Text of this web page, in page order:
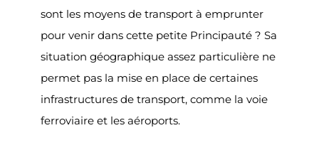
sont les moyens de transport à emprunter
pour venir dans cette petite Principauté ? Sa
situation géographique assez particulière ne
permet pas la mise en place de certaines
infrastructures de transport, comme la voie
ferroviaire et les aéroports.